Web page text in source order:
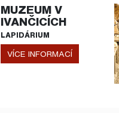
MUZEUM V
IVANČICÍCH
LAPIDÁRIUM
VÍCE INFORMACÍ